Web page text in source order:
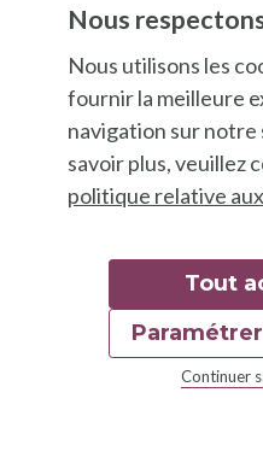
Nous
Nous utilisons les
fournir la meilleure
navigation sur
savoir plus, veuillez
politique relative
Tout
Continuer
© 2026